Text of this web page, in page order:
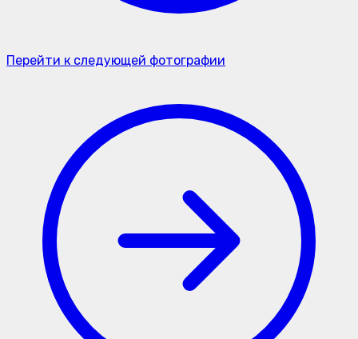
Перейти к следующей фотографии